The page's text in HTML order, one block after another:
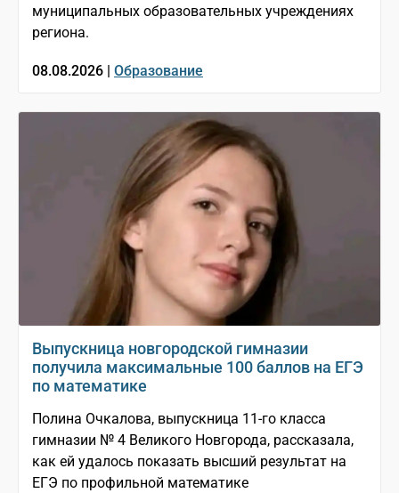
муниципальных образовательных учреждениях
региона.
08.08.2026 | Образование
Выпускница новгородской гимназии
получила максимальные 100 баллов на ЕГЭ
по математике
Полина Очкалова, выпускница 11-го класса
гимназии № 4 Великого Новгорода, рассказала,
как ей удалось показать высший результат на
ЕГЭ по профильной математике